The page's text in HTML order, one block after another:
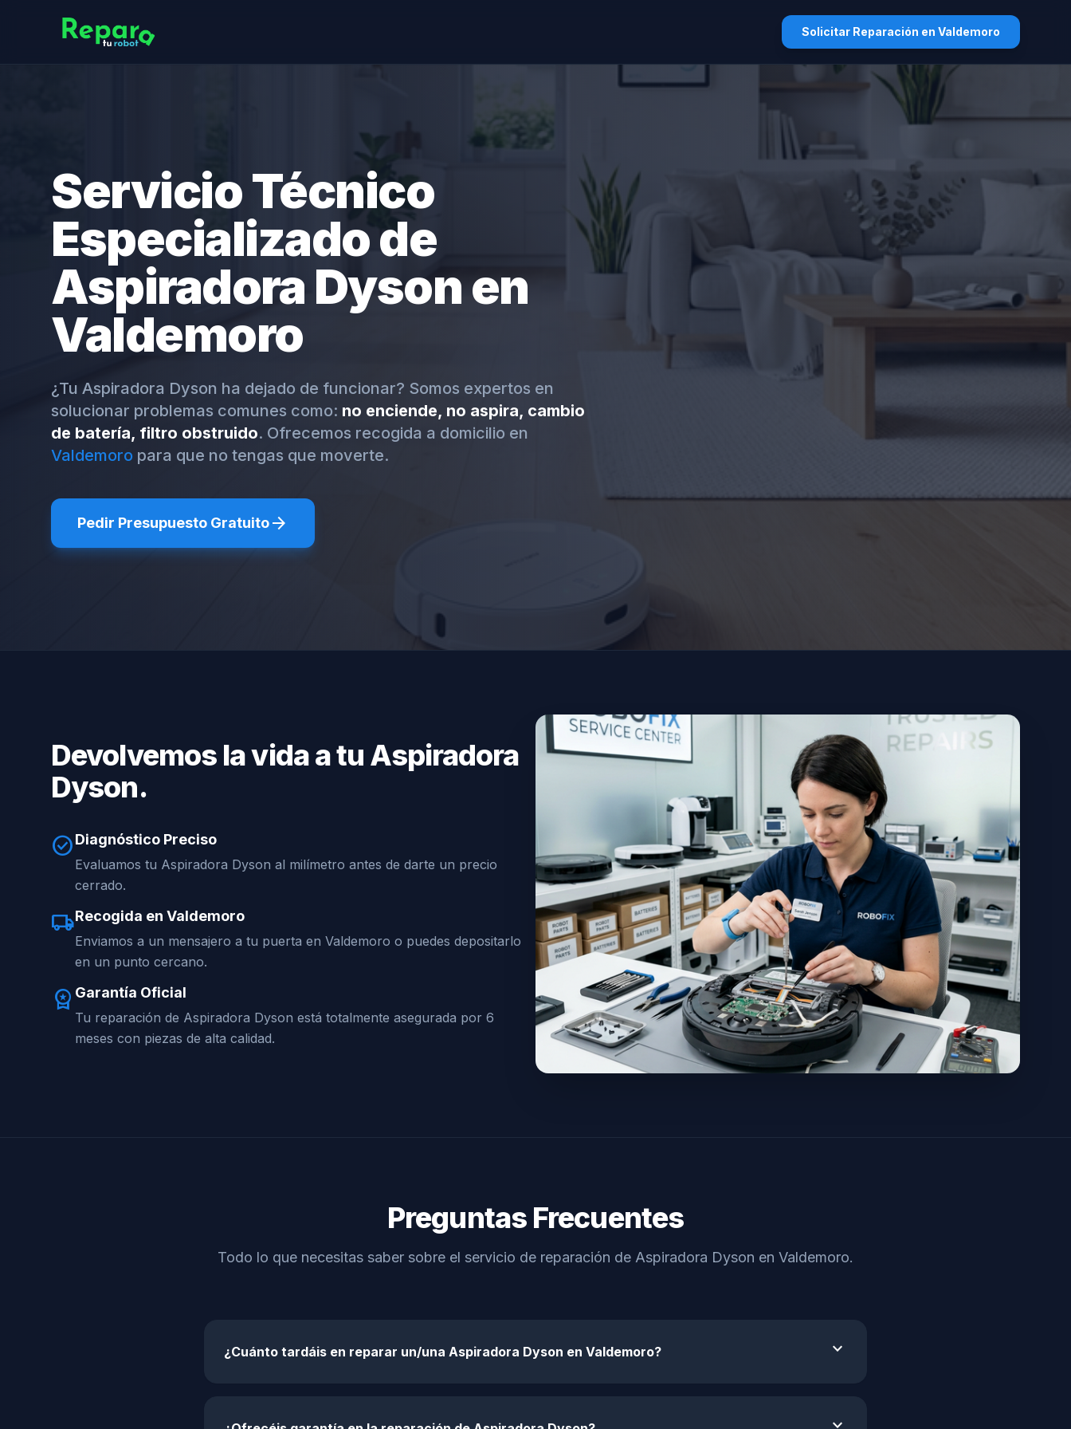
Solicitar Reparación en Valdemoro
Servicio Técnico
Especializado de
Aspiradora Dyson en
Valdemoro
¿Tu Aspiradora Dyson ha dejado de funcionar? Somos expertos en
solucionar problemas comunes como: no enciende, no aspira, cambio
de batería, filtro obstruido. Ofrecemos recogida a domicilio en
Valdemoro para que no tengas que moverte.
Pedir Presupuesto Gratuitoarrow_forward
Devolvemos la vida a tu Aspiradora
Dyson.
check_circleDiagnóstico Preciso
Evaluamos tu Aspiradora Dyson al milímetro antes de darte un precio
cerrado.
local_shippingRecogida en Valdemoro
Enviamos a un mensajero a tu puerta en Valdemoro o puedes depositarlo
en un punto cercano.
workspace_premium Garantía Oficial
Tu reparación de Aspiradora Dyson está totalmente asegurada por 6
meses con piezas de alta calidad.
Preguntas Frecuentes
Todo lo que necesitas saber sobre el servicio de reparación de Aspiradora Dyson en Valdemoro.
¿Cuánto tardáis en reparar un/una Aspiradora Dyson en Valdemoro? expand_more